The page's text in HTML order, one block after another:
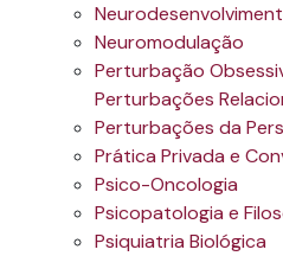
Neuromodulação
Perturbação
Perturbações
Perturbações da
Prática Privada e
Psico-Oncologia
Psicopatologia e
Psiquiatria Biológica